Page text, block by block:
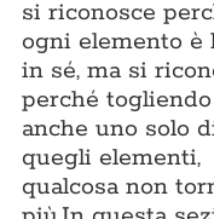
si riconosce
ogni elemento è
in sé, ma si
perché togliendo
anche uno solo
quegli elementi,
qualcosa non